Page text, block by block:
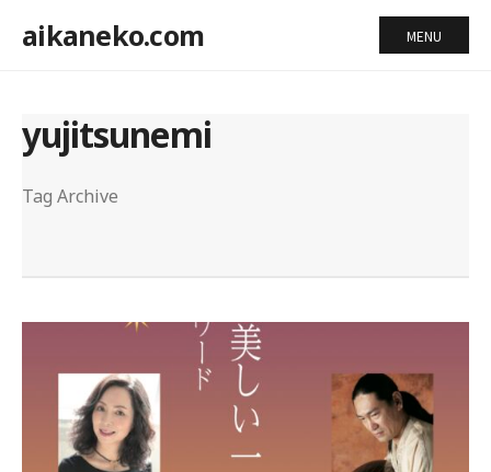
aikaneko.com MENU
yujitsunemi
Tag Archive